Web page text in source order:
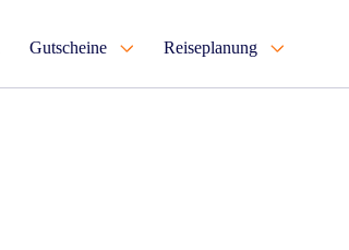
Gutscheine Reiseplanung